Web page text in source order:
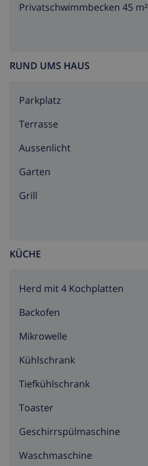
Privatschwimmbecken 45 m²
RUND UMS HAUS
Parkplatz
Terrasse
Aussenlicht
Garten
Grill
KÜCHE
Herd mit 4 Kochplatten
Backofen
Mikrowelle
Kühlschrank
Tiefkühlschrank
Toaster
Geschirrspülmaschine
Waschmaschine